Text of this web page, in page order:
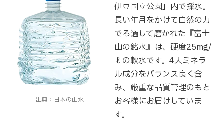
出典：日本の山水
伊豆国立公園」内で採水。
長い年月をかけて自然の力
でろ過して磨かれた『富士
山の銘水』は、硬度25mg/
ℓの軟水です。4大ミネラ
ル成分をバランス良く含
み、厳重な品質管理のもと
お客様にお届けしていま
す。